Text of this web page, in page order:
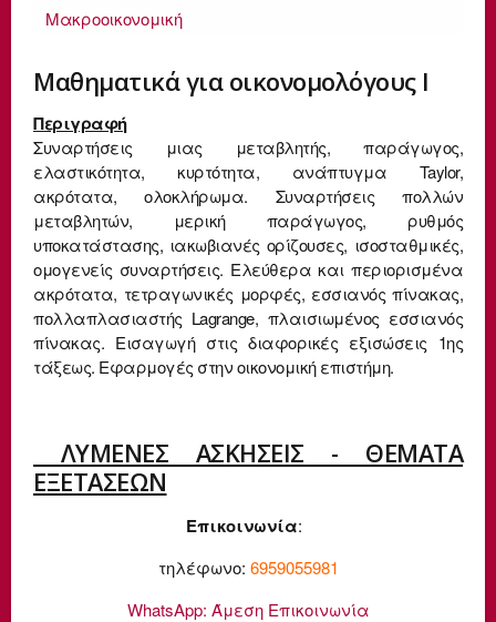
Μακροοικονομική
Μαθηματικά για οικονομολόγους Ι
Περιγραφή
Συναρτήσεις μιας μεταβλητής, παράγωγος,
ελαστικότητα, κυρτότητα, ανάπτυγμα Taylor,
ακρότατα, ολοκλήρωμα. Συναρτήσεις πολλών
μεταβλητών, μερική παράγωγος, ρυθμός
υποκατάστασης, ιακωβιανές ορίζουσες, ισοσταθμικές,
ομογενείς συναρτήσεις. Ελεύθερα και περιορισμένα
ακρότατα, τετραγωνικές μορφές, εσσιανός πίνακας,
πολλαπλασιαστής Lagrange, πλαισιωμένος εσσιανός
πίνακας. Εισαγωγή στις διαφορικές εξισώσεις 1ης
τάξεως. Εφαρμογές στην οικονομική επιστήμη.
ΛΥΜΕΝΕΣ ΑΣΚΗΣΕΙΣ - ΘΕΜΑΤΑ
ΕΞΕΤΑΣΕΩΝ
Επικοινωνία:
τηλέφωνο: 6959055981
WhatsApp: Άμεση Επικοινωνία